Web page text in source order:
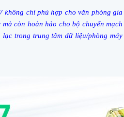
không chỉ phù hợp cho văn phòng gia
còn hoàn hảo cho bộ chuyển mạch
trong trung tâm dữ liệu/phòng máy